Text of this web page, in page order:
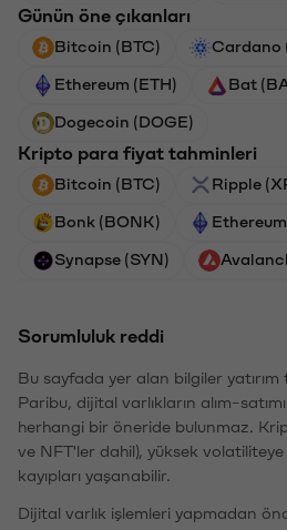
Günün öne çıkanları
Bitcoin (BTC) Cardano
Ethereum (ETH) Bat
Dogecoin (DOGE)
Kripto para fiyat tahminleri
Bitcoin (BTC) Ripple
Bonk (BONK)
Synapse (SYN)
Sorumluluk reddi
Bu sayfada yer alan bilgiler yatırım
Paribu, dijital varlıkların alım-
herhangi bir öneride bulunmaz.
ve NFT'ler dahil), yüksek
kayıpları yaşanabilir.
Dijital varlık işlemleri yapmadan